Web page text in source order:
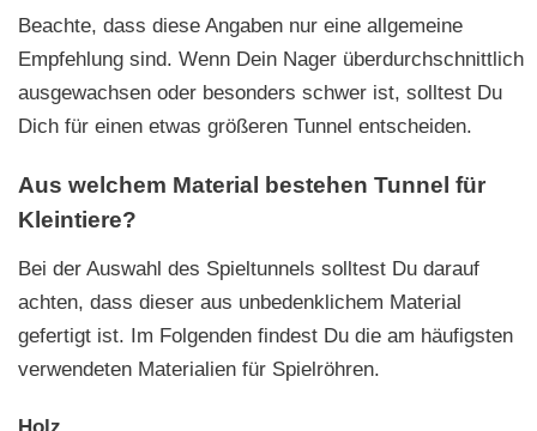
Beachte, dass diese Angaben nur eine allgemeine
Empfehlung sind. Wenn Dein Nager überdurchschnittlich
ausgewachsen oder besonders schwer ist, solltest Du
Dich für einen etwas größeren Tunnel entscheiden.
Aus welchem Material bestehen Tunnel für
Kleintiere?
Bei der Auswahl des Spieltunnels solltest Du darauf
achten, dass dieser aus unbedenklichem Material
gefertigt ist. Im Folgenden findest Du die am häufigsten
verwendeten Materialien für Spielröhren.
Holz